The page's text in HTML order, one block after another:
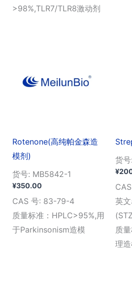
至
>98%,TLR7/TLR8激动剂
Rotenone(高纯帕金森造
模剂)
货号: MB5842-1
¥350.00
CAS 号: 83-79-4
质量标准：HPLC>95%,用
于Parkinsonism造模
货
¥
英
质
理